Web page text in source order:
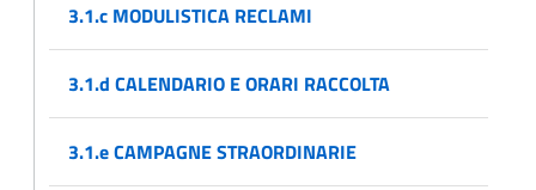
3.1.c MODULISTICA RECLAMI
3.1.d CALENDARIO E ORARI RACCOLTA
3.1.e CAMPAGNE STRAORDINARIE